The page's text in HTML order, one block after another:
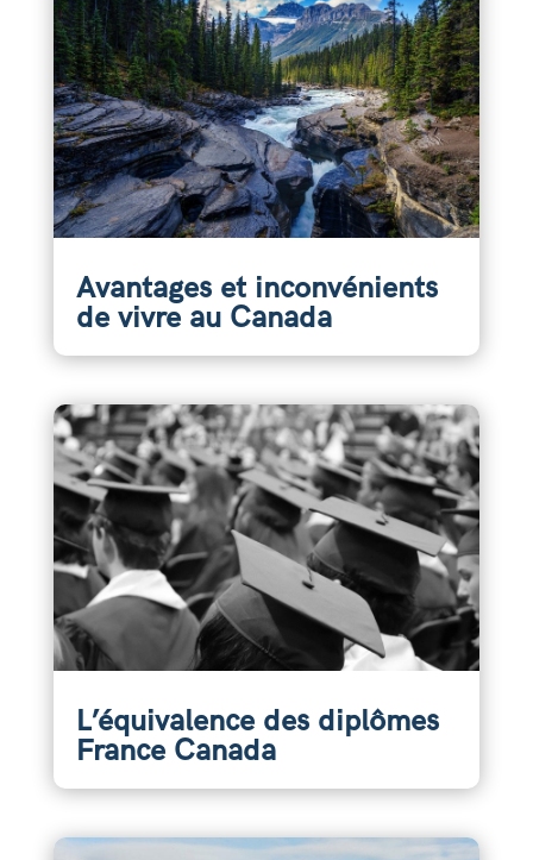
Avantages et inconvénients
de vivre au Canada
L’équivalence des diplômes
France Canada